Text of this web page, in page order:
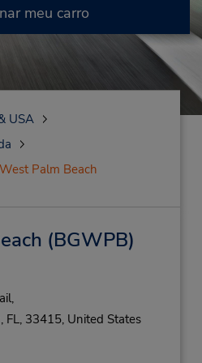
meu carro
USA
West Palm Beach
(BGWPB)
FL, 33415, United States